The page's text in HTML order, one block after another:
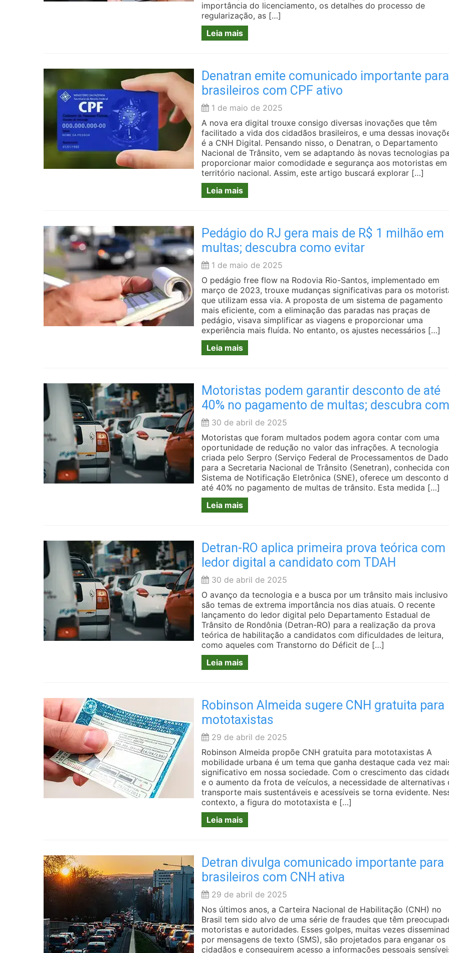
importância do licenciamento, os detalhes do processo de
regularização, as […]
Leia mais
Denatran emite comunicado importante para
brasileiros com CPF ativo
1 de maio de 2025
A nova era digital trouxe consigo diversas inovações que têm
facilitado a vida dos cidadãos brasileiros, e uma dessas
é a CNH Digital. Pensando nisso, o Denatran, o Departamento
Nacional de Trânsito, vem se adaptando às novas tecnologias
proporcionar maior comodidade e segurança aos motoristas em
território nacional. Assim, este artigo buscará explorar […]
Leia mais
Pedágio do RJ gera mais de R$ 1 milhão em
multas; descubra como evitar
1 de maio de 2025
O pedágio free flow na Rodovia Rio-Santos, implementado em
março de 2023, trouxe mudanças significativas para os
que utilizam essa via. A proposta de um sistema de pagamento
mais eficiente, com a eliminação das paradas nas praças de
pedágio, visava simplificar as viagens e proporcionar uma
experiência mais fluída. No entanto, os ajustes necessários […]
Leia mais
Motoristas podem garantir desconto de até
40% no pagamento de multas; descubra
conquistar
30 de abril de 2025
Motoristas que foram multados podem agora contar com uma
oportunidade de redução no valor das infrações. A tecnologia
criada pelo Serpro (Serviço Federal de Processamentos de
para a Secretaria Nacional de Trânsito (Senetran), conhecida
Sistema de Notificação Eletrônica (SNE), oferece um desconto
até 40% no pagamento de multas de trânsito. Esta medida […]
Leia mais
Detran-RO aplica primeira prova teórica com
ledor digital a candidato com TDAH
30 de abril de 2025
O avanço da tecnologia e a busca por um trânsito mais inclusivo
são temas de extrema importância nos dias atuais. O recente
lançamento do ledor digital pelo Departamento Estadual de
Trânsito de Rondônia (Detran-RO) para a realização da prova
teórica de habilitação a candidatos com dificuldades de leitura,
como aqueles com Transtorno do Déficit de […]
Leia mais
Robinson Almeida sugere CNH gratuita para
mototaxistas
29 de abril de 2025
Robinson Almeida propõe CNH gratuita para mototaxistas A
mobilidade urbana é um tema que ganha destaque cada vez
significativo em nossa sociedade. Com o crescimento das
e o aumento da frota de veículos, a necessidade de alternativas
transporte mais sustentáveis e acessíveis se torna evidente.
contexto, a figura do mototaxista e […]
Leia mais
Detran divulga comunicado importante para
brasileiros com CNH ativa
29 de abril de 2025
Nos últimos anos, a Carteira Nacional de Habilitação (CNH) no
Brasil tem sido alvo de uma série de fraudes que têm
motoristas e autoridades. Esses golpes, muitas vezes
por mensagens de texto (SMS), são projetados para enganar os
cidadãos e conseguirem acesso a informações pessoais